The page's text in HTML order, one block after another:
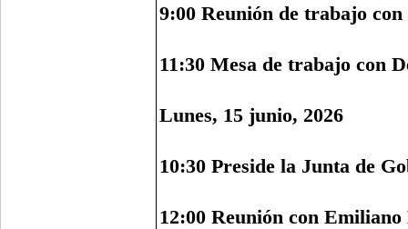
9:00 Reunión de trabajo
11:30 Mesa de trabajo con
Lunes, 15 junio, 2026
10:30 Preside la Junta de
12:00 Reunión con